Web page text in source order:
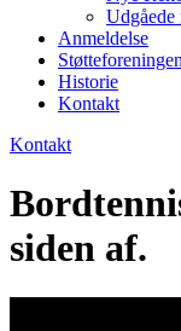
Udgåede
Anmeldelse
Støtteforeningen
Historie
Kontakt
Kontakt
siden af.